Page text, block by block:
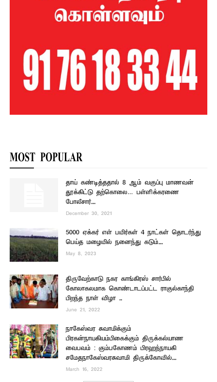
MOST POPULAR
தாய் கண்டித்ததால் 8 ஆம் வகுப்பு மாணவன்
தூக்கிட்டு தற்கொலை… பள்ளிக்கரணை
போலீசார்...
December 30, 2021
5000 ஏக்கர் எள் பயிர்கள் 4 நாட்கள் தொடர்ந்து
பெய்த மழையில் நனைந்து கடும்...
May 8, 2023
திருவேற்காடு நகர காங்கிரஸ் சார்பில்
கோலாகலமாக கொண்டாடப்பட்ட ராகுல்காந்தி
பிறந்த நாள் விழா ..
June 21, 2022
நாகேஸ்வர சுவாமிக்கும்
பிரகன்நாயகியம்பிகைக்கும் திருக்கல்யாண
வைபவம் : கும்பகோணம் பிரஹந்நாயகி
சமேதநாகேஸ்வரசுவாமி திருக்கோவில்...
March 16, 2022